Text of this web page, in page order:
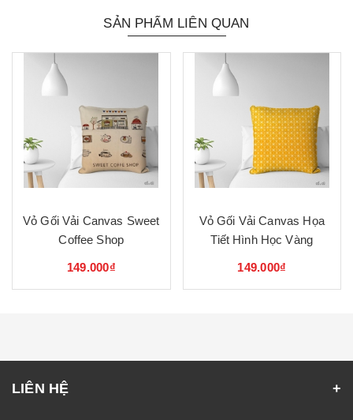
SẢN PHẨM LIÊN QUAN
Vỏ Gối Vải Canvas Sweet
Coffee Shop
149.000₫
Vỏ Gối Vải Canvas Họa
Tiết Hình Học Vàng
149.000₫
LIÊN HỆ